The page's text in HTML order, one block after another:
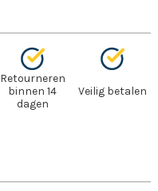
Retourneren
binnen 14
dagen
Veilig betalen